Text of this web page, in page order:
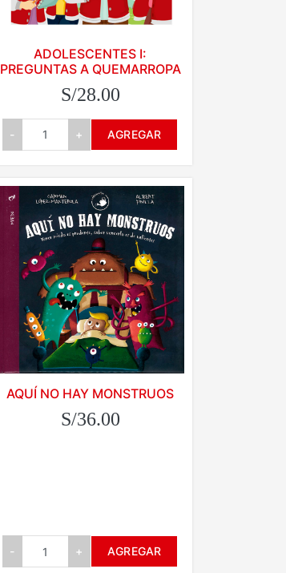
ADOLESCENTES I:
PREGUNTAS A QUEMARROPA
S/28.00
- + AGREGAR
AQUÍ NO HAY MONSTRUOS
S/36.00
- + AGREGAR